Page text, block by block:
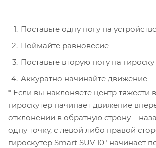
Поставьте одну ногу на
Поймайте равновесие
Поставьте вторую ногу на
Аккуратно начинайте движение
* Если вы наклоняете центр тяжести
гироскутер начинает движение
отклонении в обратную строну –
одну точку, с левой либо правой
гироскутер Smart SUV 10" начинает